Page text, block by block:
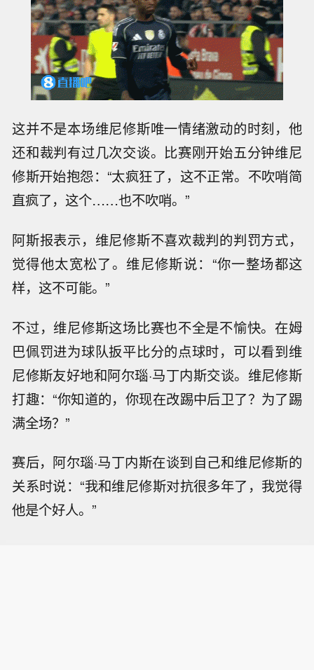
这并不是本场维尼修斯唯一情绪激动的时刻，他
还和裁判有过几次交谈。比赛刚开始五分钟维尼
修斯开始抱怨：“太疯狂了，这不正常。不吹哨简
直疯了，这个……也不吹哨。”
阿斯报表示，维尼修斯不喜欢裁判的判罚方式，
觉得他太宽松了。维尼修斯说：“你一整场都这
样，这不可能。”
不过，维尼修斯这场比赛也不全是不愉快。在姆
巴佩罚进为球队扳平比分的点球时，可以看到维
尼修斯友好地和阿尔瑙·马丁内斯交谈。维尼修斯
打趣：“你知道的，你现在改踢中后卫了？为了踢
满全场？”
赛后，阿尔瑙·马丁内斯在谈到自己和维尼修斯的
关系时说：“我和维尼修斯对抗很多年了，我觉得
他是个好人。”